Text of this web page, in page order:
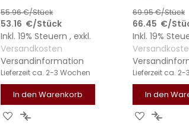
55.96€/Stück
53.16 €/Stück
Inkl. 19% Steuern,exkl.
Versandkosten
Versandinformation
Lieferzeit ca. 2-3 Wochen
In den Warenkorb
ZURZUR
69.95€/Stück
66.45 €/
Inkl. 19%
Lieferzeit ca. 2-
In den
ZURZUR